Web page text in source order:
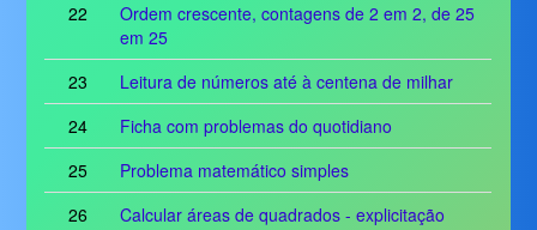
22
Ordem crescente, contagens de 2 em 2, de 25
em 25
23
Leitura de números até à centena de milhar
24
Ficha com problemas do quotidiano
25
Problema matemático simples
26
Calcular áreas de quadrados - explicitação